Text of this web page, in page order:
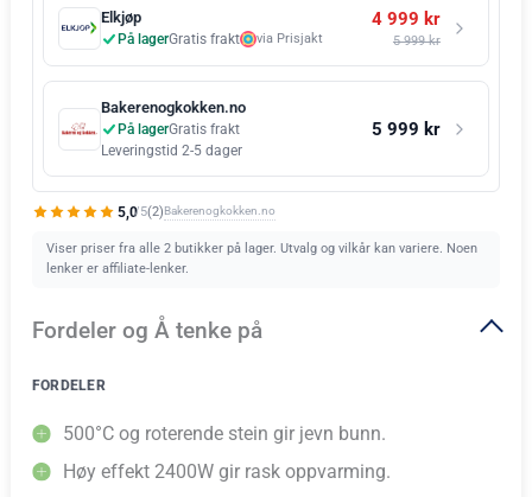
Elkjøp
På lagerGratis frakt via Prisjakt
4 999 kr
5 999 kr
Bakerenogkokken.no
På lagerGratis frakt
Leveringstid 2-5 dager
5 999 kr
5,0/5(2)Bakerenogkokken.no
Viser priser fra alle 2 butikker på lager. Utvalg og vilkår kan variere. Noen
lenker er affiliate-lenker.
Fordeler og Å tenke på
FORDELER
500°C og roterende stein gir jevn bunn.
Høy effekt 2400W gir rask oppvarming.